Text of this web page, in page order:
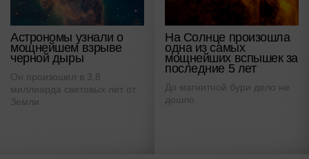
Астрономы узнали о
мощнейшем взрыве
черной дыры
Он произошел в 3,8
миллиарда световых лет от
Земли
На Солнце произошла
одна из самых
мощнейших вспышек за
последние 5 лет
До магнитной бури дело не
дошло